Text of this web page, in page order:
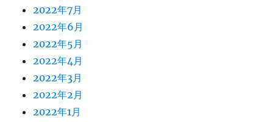
2022年7月
2022年6月
2022年5月
2022年4月
2022年3月
2022年2月
2022年1月